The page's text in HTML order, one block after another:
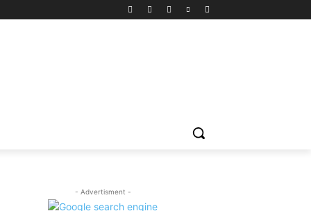
- Advertisment -